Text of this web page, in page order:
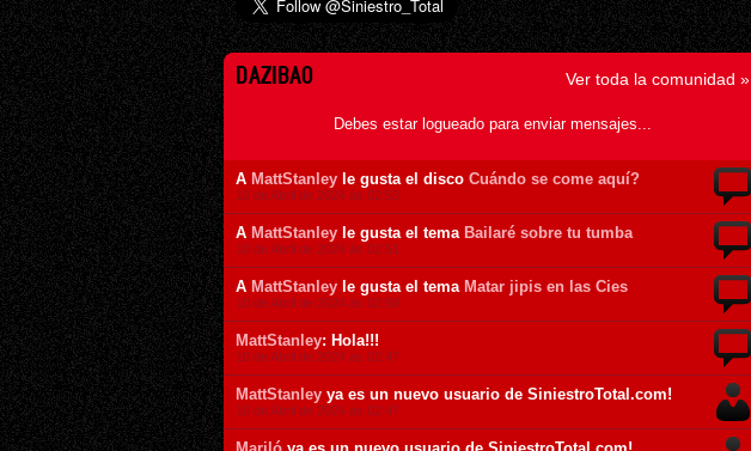
DAZIBAO Ver toda la comunidad »
Debes estar logueado para enviar mensajes...
A MattStanley le gusta el disco Cuándo se come aquí?
10 de Abril de 2024 ás 02:53
A MattStanley le gusta el tema Bailaré sobre tu tumba
10 de Abril de 2024 ás 02:51
A MattStanley le gusta el tema Matar jipis en las Cies
10 de Abril de 2024 ás 02:50
MattStanley: Hola!!!
10 de Abril de 2024 ás 02:47
MattStanley ya es un nuevo usuario de SiniestroTotal.com!
10 de Abril de 2024 ás 02:47